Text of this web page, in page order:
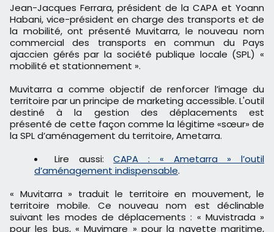
Jean-Jacques Ferrara, président de la CAPA et Yoann
Habani, vice-président en charge des transports et de
la mobilité, ont présenté Muvitarra, le nouveau nom
commercial des transports en commun du Pays
ajaccien gérés par la société publique locale (SPL) «
mobilité et stationnement ».
Muvitarra a comme objectif de renforcer l’image du
territoire par un principe de marketing accessible. L'outil
destiné à la gestion des déplacements est
présenté de cette façon comme la légitime «sœur» de
la SPL d’aménagement du territoire, Ametarra.
Lire aussi:CAPA : « Ametarra » l’outil
d’aménagement indispensable.
« Muvitarra » traduit le territoire en mouvement, le
territoire mobile. Ce nouveau nom est déclinable
suivant les modes de déplacements : « Muvistrada »
pour les bus, « Muvimare » pour la navette maritime,